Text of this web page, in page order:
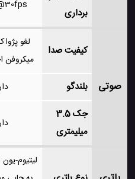
برداری
صوتی
کیفیت صدا
لغو
میکروفن
بلندگو
جک 3.5
میلیمتری
لیتیوم-